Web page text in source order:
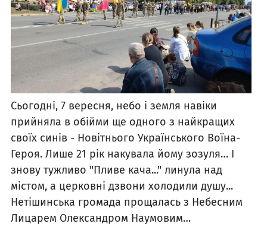
Сьогодні, 7 вересня, небо і земля навіки
прийняла в обійми ще одного з найкращих
своїх синів - Новітнього Українського Воїна-
Героя. Лише 21 рік накувала йому зозуля… І
знову тужливо "Пливе кача..." линула над
містом, а церковні дзвони холодили душу...
Нетішинська громада прощалась з Небесним
Лицарем Олександром Наумовим…